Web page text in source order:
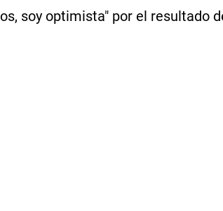
soy optimista" por el resultado